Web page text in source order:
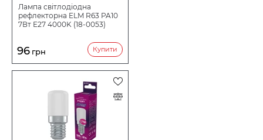
Лампа світлодіодна
рефлекторна ELM R63 PA10
7Вт E27 4000K (18-0053)
96 грн Купити